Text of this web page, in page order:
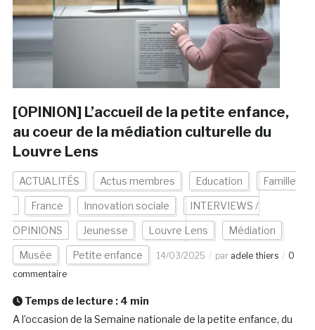
[OPINION] L’accueil de la petite enfance,
au coeur de la médiation culturelle du
Louvre Lens
ACTUALITÉS Actus membres Education Famille
France Innovation sociale INTERVIEWS /
OPINIONS Jeunesse Louvre Lens Médiation
Musée Petite enfance 14/03/2025 par adele thiers
0
commentaire
Temps de lecture : 4 min
A l’occasion de la Semaine nationale de la petite enfance, du